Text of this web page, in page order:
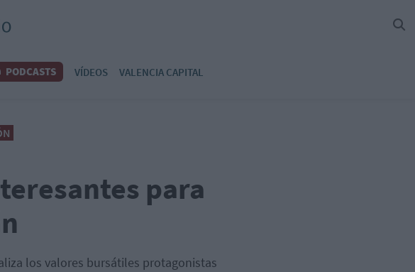
PODCASTS VÍDEOS VALENCIA CAPITAL
para
los valores bursátiles protagonistas